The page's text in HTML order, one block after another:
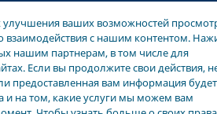
Продукты Забота о
ваших возможностей
взаимодействия с нашим контентом.
нашим партнерам, в том числе для
Если вы продолжите свои действия,
предоставленная вам информация
и на том, какие услуги мы можем вам